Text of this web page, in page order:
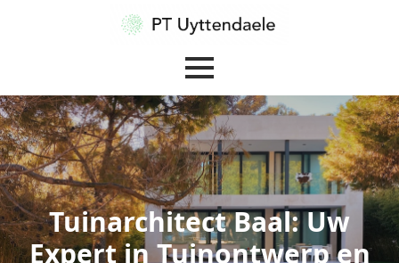
Tuinarchitect Baal: Uw
Expert in Tuinontwerp en